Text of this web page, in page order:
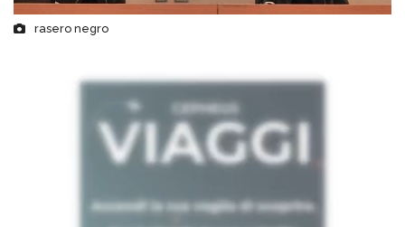
rasero negro